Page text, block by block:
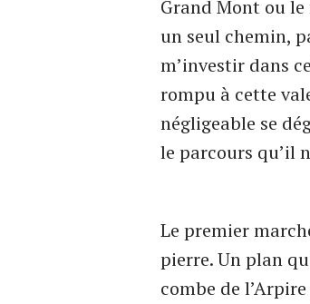
Grand Mont ou le
un seul chemin,
m’investir dans
rompu à cette
négligeable se
le parcours qu’il
Le premier
pierre. Un plan
combe de